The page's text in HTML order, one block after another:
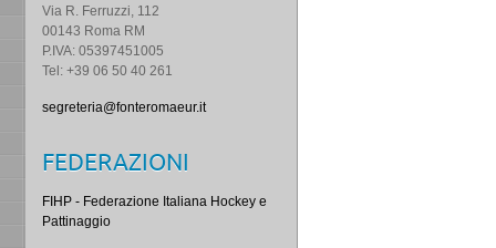
Via R. Ferruzzi, 112
00143 Roma RM
P.IVA: 05397451005
Tel: +39 06 50 40 261
segreteria@fonteromaeur.it
FEDERAZIONI
FIHP - Federazione Italiana Hockey e
Pattinaggio